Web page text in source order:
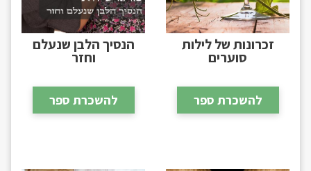
זכרונות של לילות
סוערים
להשכרת ספר
הנסיך הלבן שנעלם
וחזר
להשכרת ספר